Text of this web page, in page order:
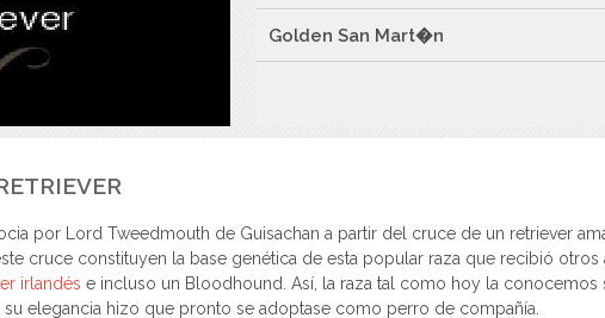
Golden San Mart�n
por Lord Tweedmouth de Guisachan a partir del cruce de un retriever
cruce constituyen la base genética de esta popular raza que recibió
irlandés e incluso un Bloodhound. Así, la raza tal como hoy la conocemos
elegancia hizo que pronto se adoptase como perro de compañía.